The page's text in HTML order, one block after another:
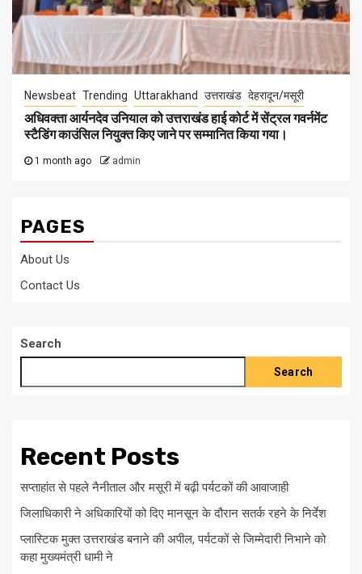
Newsbeat Trending Uttarakhand उत्तराखंड देहरादून/मसूरी
अधिवक्ता आर्यनदेव उनियाल को उत्तराखंड हाई कोर्ट में सेंट्रल गवर्नमेंट
स्टैडिंग काउंसिल नियुक्त किए जाने पर सम्मानित किया गया।
1 month ago admin
PAGES
About Us
Contact Us
Search
Search
Recent Posts
सप्ताहांत से पहले नैनीताल और मसूरी में बढ़ी पर्यटकों की आवाजाही
जिलाधिकारी ने अधिकारियों को दिए मानसून के दौरान सतर्क रहने के निर्देश
प्लास्टिक मुक्त उत्तराखंड बनाने की अपील, पर्यटकों से जिम्मेदारी निभाने को
कहा मुख्यमंत्री धामी ने